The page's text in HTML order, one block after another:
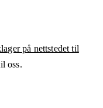
på nettstedet til
oss.